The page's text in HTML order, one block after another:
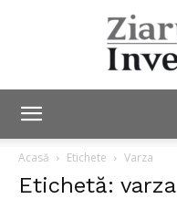
Acasă Etichete Varza
Etichetă: varza